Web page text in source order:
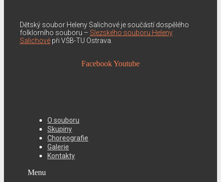
Dětský soubor Heleny Salichové je součástí dospělého
folklorního souboru – Slezského souboru Heleny
Salichové při VŠB-TU Ostrava.
FacebookYoutube
O souboru
Skupiny
Choreografie
Galerie
Kontakty
Menu